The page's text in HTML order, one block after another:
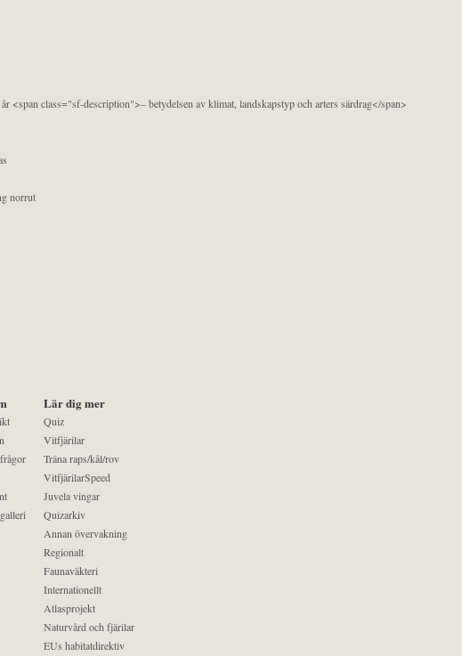
<span class="sf-description">– betydelsen av klimat, landskapstyp och arters särdrag</span>
norrut
Lär dig mer
Quiz
Vitfjärilar
Träna raps/kål/rov
VitfjärilarSpeed
Juvela vingar
Quizarkiv
Annan övervakning
Regionalt
Faunaväkteri
Internationellt
Atlasprojekt
Naturvård och fjärilar
EUs habitatdirektiv